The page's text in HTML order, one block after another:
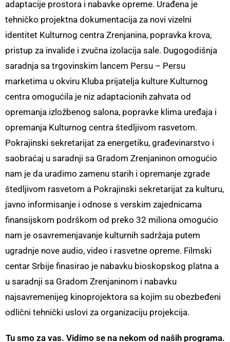
adaptacije prostora i nabavke opreme. Urađena je
tehničko projektna dokumentacija za novi vizelni
identitet Kulturnog centra Zrenjanina, popravka krova,
pristup za invalide i zvučna izolacija sale. Dugogodišnja
saradnja sa trgovinskim lancem Persu – Persu
marketima u okviru Kluba prijatelja kulture Kulturnog
centra omogućila je niz adaptacionih zahvata od
opremanja izložbenog salona, popravke klima uređaja i
opremanja Kulturnog centra štedljivom rasvetom.
Pokrajinski sekretarijat za energetiku, građevinarstvo i
saobraćaj u saradnji sa Gradom Zrenjaninon omogućio
nam je da uradimo zamenu starih i opremanje zgrade
štedljivom rasvetom a Pokrajinski sekretarijat za kulturu,
javno informisanje i odnose s verskim zajednicama
finansijskom podrškom od preko 32 miliona omogućio
nam je osavremenjavanje kulturnih sadržaja putem
ugradnje nove audio, video i rasvetne opreme. Filmski
centar Srbije finasirao je nabavku bioskopskog platna a
u saradnji sa Gradom Zrenjaninom i nabavku
najsavremenijeg kinoprojektora sa kojim su obezbeđeni
odlični tehnički uslovi za organizaciju projekcija.
Tu smo za vas. Vidimo se na nekom od naših programa.